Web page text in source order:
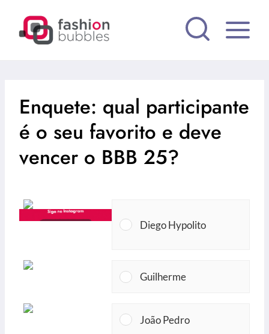
Enquete: qual participante
é o seu favorito e deve
vencer o BBB 25?
Diego Hypolito
Guilherme
João Pedro